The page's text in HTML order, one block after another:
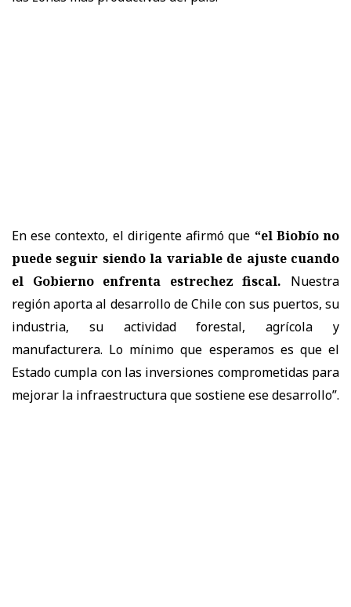
En ese contexto, el dirigente afirmó que “el Biobío no
puede seguir siendo la variable de ajuste cuando
el Gobierno enfrenta estrechez fiscal. Nuestra
región aporta al desarrollo de Chile con sus puertos, su
industria, su actividad forestal, agrícola y
manufacturera. Lo mínimo que esperamos es que el
Estado cumpla con las inversiones comprometidas para
mejorar la infraestructura que sostiene ese desarrollo”.